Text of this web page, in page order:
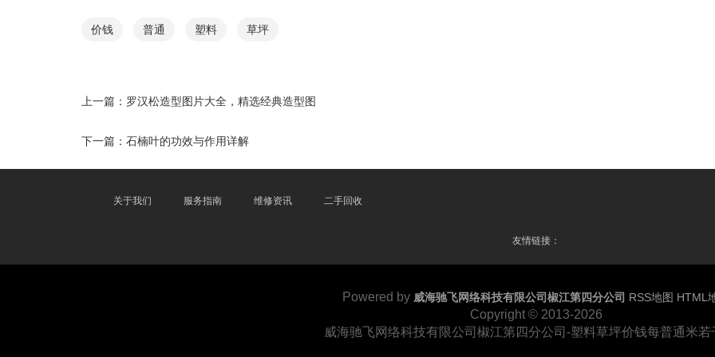
价钱 普通 塑料 草坪
上一篇： 罗汉松造型图片大全，精选经典造型图
下一篇： 石楠叶的功效与作用详解
关于我们 服务指南 维修资讯 二手回收
友情链接：
Powered by 威海驰飞网络科技有限公司椒江第四分公司 RSS地图 HTML
Copyright © 2013-2026
威海驰飞网络科技有限公司椒江第四分公司-塑料草坪价钱每普通米若